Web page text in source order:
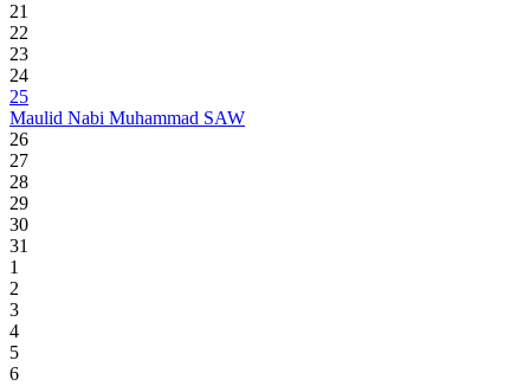
21
22
23
24
25
Maulid Nabi Muhammad SAW
26
27
28
29
30
31
1
2
3
4
5
6